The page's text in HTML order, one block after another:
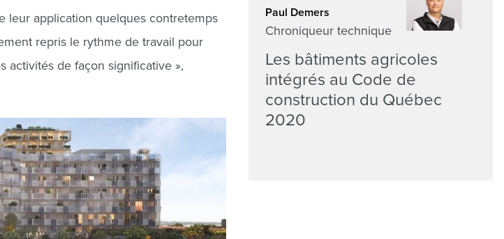
leur application quelques contretemps
repris le rythme de travail pour
activités de façon significative »,
Paul Demers
Chroniqueur technique
Les bâtiments agricoles
intégrés au Code de
construction du Québec
2020